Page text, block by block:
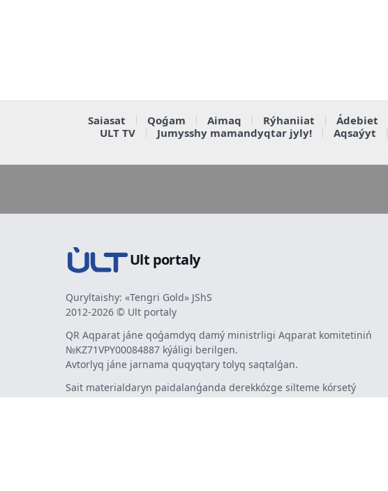
Saiasat Qoǵam Aimaq Rýhaniiat Ádebiet
ULT TV
Jumysshy mamandyqtar jyly! Aqsaýyt
Ult portaly
Quryltaishy: «Tengri Gold» JShS
2012-2026 © Ult portaly
QR Aqparat jáne qoǵamdyq damý ministrligi Aqparat komitetiniń
№KZ71VPY00084887 kýáligi berilgen.
Avtorlyq jáne jarnama quqyqtary tolyq saqtalǵan.
Sait materialdaryn paidalanǵanda derekkózge silteme kórsetý
mindetti. Avtorlar pikiri men redaktsiia kózqarasy sáikes kele